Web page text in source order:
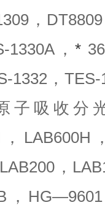
，
1330A，*
1332，
子吸收分
LAB600H
，
，